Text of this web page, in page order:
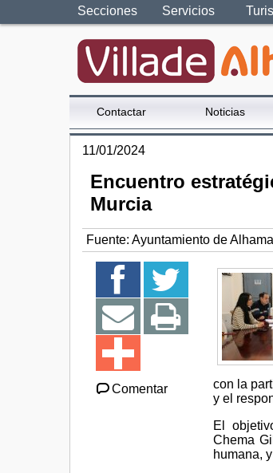
Secciones Servicios
Contactar Noticias
11/01/2024
Encuentro
Murcia
Fuente: Ayuntamiento de
Comentar
con la
y el
El
Chema
humana,